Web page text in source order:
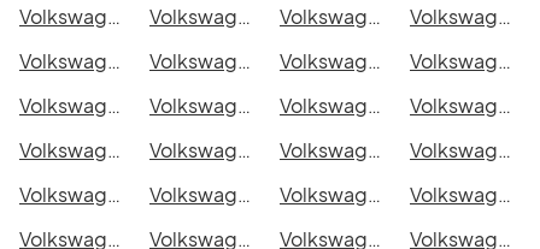
Volkswagen ID.3 Pro Edition i Uppsala
Volkswagen ID.3 Pro Edition i Västerås Volkswagen ID.3 Pro Edition i Halmstad
Volkswagen ID.3 Pro Edition i Växjö
Volkswagen ID.3 Pro Edition i Eskilstuna
Volkswagen ID.3 Pro Edition i Kalmar Volkswagen ID.3 Pro Edition i Karlskrona
Volkswagen ID.3 Pro Edition i Karlstad
Volkswagen ID.3 Pro Edition i Kristianstad
Volkswagen ID.3 Pro Edition i Sundsvall Volkswagen ID.3 Pro Edition i Umeå
Volkswagen ID.3 Pro Edition i Varberg
Volkswagen ID.3 Pro Edition i Borås
Volkswagen ID.3 Pro Edition i Falkenberg Volkswagen ID.3 Pro Edition i Gävle
Volkswagen ID.3 Pro Edition i Luleå
Volkswagen ID.3 Pro Edition i Lund
Volkswagen ID.3 Pro Edition i Mönsterås Volkswagen ID.3 Pro Edition i Uddevalla
Volkswagen ID.3 Pro Edition i Västervik
Volkswagen ID.3 Pro Edition i Ystad
Volkswagen ID.3 Pro Edition i Östersund Volkswagen ID.3 Pro Edition i Borlänge
Volkswagen ID.3 Pro Edition i Kiruna